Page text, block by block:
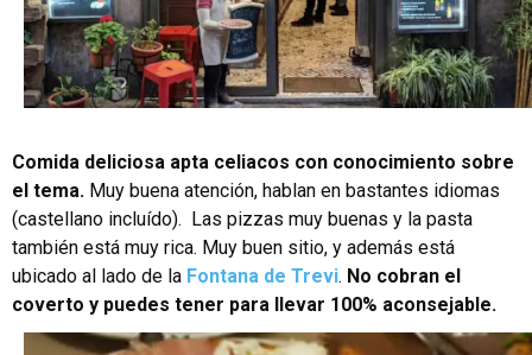
Comida deliciosa apta celiacos con conocimiento sobre
el tema. Muy buena atención, hablan en bastantes idiomas
(castellano incluído). Las pizzas muy buenas y la pasta
también está muy rica. Muy buen sitio, y además está
ubicado al lado de la Fontana de Trevi. No cobran el
coverto y puedes tener para llevar 100% aconsejable.